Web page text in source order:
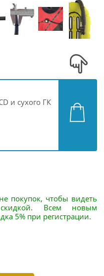
и сухого ГК
покупок, чтобы видеть
Всем новым
5% при регистрации.